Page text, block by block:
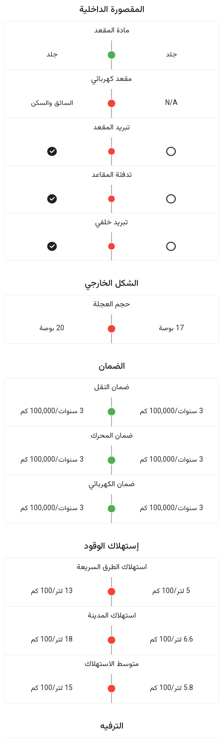
المقصورة الداخلية
مادة المقعد
جلد جلد
مقعد كهربائي
N/A السائق والسکن
تبريد المقعد
تدفئة المقاعد
تبريد خلفي
الشكل الخارجي
حجم العجلة
17 بوصة 20 بوصة
الضمان
ضمان النقل
3 سنوات/100,000 كم 3 سنوات/100,000 كم
ضمان المحرك
3 سنوات/100,000 كم 3 سنوات/100,000 كم
ضمان الكهربائي
3 سنوات/100,000 كم 3 سنوات/100,000 كم
إستهلاك الوقود
استهلاك الطرق السريعة
5 لتر/100 كم 13 لتر/100 كم
استهلاك المدينة
6.6 لتر/100 كم 18 لتر/100 كم
متوسط الاستهلاك
5.8 لتر/100 كم 15 لتر/100 كم
الترفيه